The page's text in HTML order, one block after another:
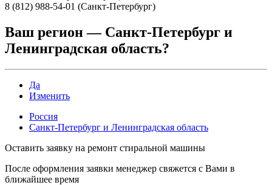
8 (812) 988-54-01 (Санкт-Петербург)
Ваш регион — Санкт-Петербург и
Ленинградская область?
Да
Изменить
Россия
Санкт-Петербург и Ленинградская область
Оставить заявку на ремонт стиральной машины
После оформления заявки менеджер свяжется с Вами в
ближайшее время